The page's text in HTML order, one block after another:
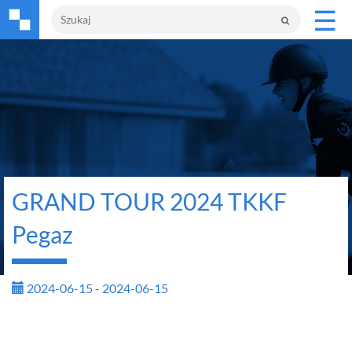
☰
GRAND TOUR 2024 TKKF
Pegaz
2024-06-15 - 2024-06-15